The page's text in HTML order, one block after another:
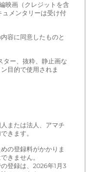
映画（クレジットを含
メンタリーは受け付
容に同意したものと
ター、抜粋、静止画な
目的で使用されま
または法人、アマチ
きます。
の登録料がかかりま
きません。
登録は、2026年1月3